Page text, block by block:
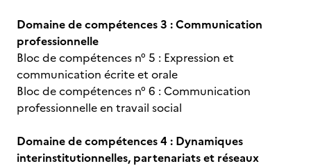
Domaine de compétences 3 : Communication
professionnelle
Bloc de compétences n° 5 : Expression et
communication écrite et orale
Bloc de compétences n° 6 : Communication
professionnelle en travail social
Domaine de compétences 4 : Dynamiques
interinstitutionnelles, partenariats et réseaux